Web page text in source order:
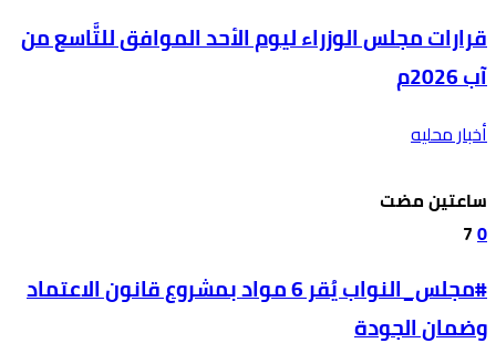
قرارات مجلس الوزراء ليوم الأحد الموافق للتَّاسع من
آب 2026م
أخبار محليه
‫‫‫‏‫ساعتين مضت‬
0
7
#مجلس_النواب يُقر 6 مواد بمشروع قانون الاعتماد
وضمان الجودة